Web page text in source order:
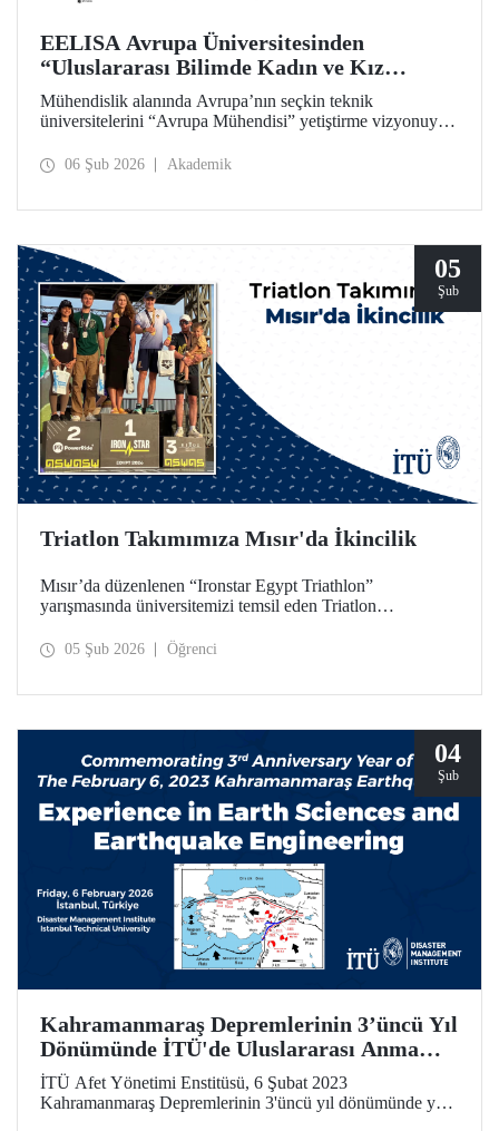
EELISA Avrupa Üniversitesinden
“Uluslararası Bilimde Kadın ve Kız
Çocukları Günü”ne Özel Toplantı
Mühendislik alanında Avrupa’nın seçkin teknik
üniversitelerini “Avrupa Mühendisi” yetiştirme vizyonuyla
aldığı EELISA, 11 Şubat “Uluslararası Bilimde Kadın ve
06 Şub 2026 Akademik
05
Şub
Triatlon Takımımıza Mısır'da İkincilik
Mısır’da düzenlenen “Ironstar Egypt Triathlon”
yarışmasında üniversitemizi temsil eden Triatlon
de erkeklerde ikincilik elde etti.
05 Şub 2026 Öğrenci
04
Şub
Kahramanmaraş Depremlerinin 3’üncü Yıl
Dönümünde İTÜ'de Uluslararası Anma
Toplantısı ve Çalıştay
İTÜ Afet Yönetimi Enstitüsü, 6 Şubat 2023
Kahramanmaraş Depremlerinin 3'üncü yıl dönümünde yer